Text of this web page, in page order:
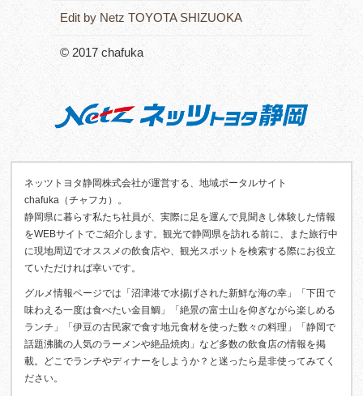
Edit by Netz TOYOTA SHIZUOKA
© 2017 chafuka
ネッツトヨタ静岡株式会社が運営する、地域ポータルサイト
chafuka（チャフカ）。
静岡県に暮らす私たち社員が、実際に足を運んで見聞きし体験した情報
をWEBサイトでご紹介します。観光で静岡県を訪れる前に、また旅行中
に現地周辺でオススメの飲食店や、観光スポットを検索する際にお役立
ていただければ幸いです。
グルメ情報ページでは「沼津港で水揚げされた新鮮な海の幸」「下田で
味わえる一度は食べたい金目鯛」「絶景の富士山を仰ぎながら楽しめる
ランチ」「伊豆の古民家で食す地元食材を使った数々の料理」「静岡で
話題沸騰の人気のラーメンや絶品焼肉」など多数の飲食店の情報を掲
載。どこでランチやディナーをしようか？と迷ったら是非使ってみてく
ださい。